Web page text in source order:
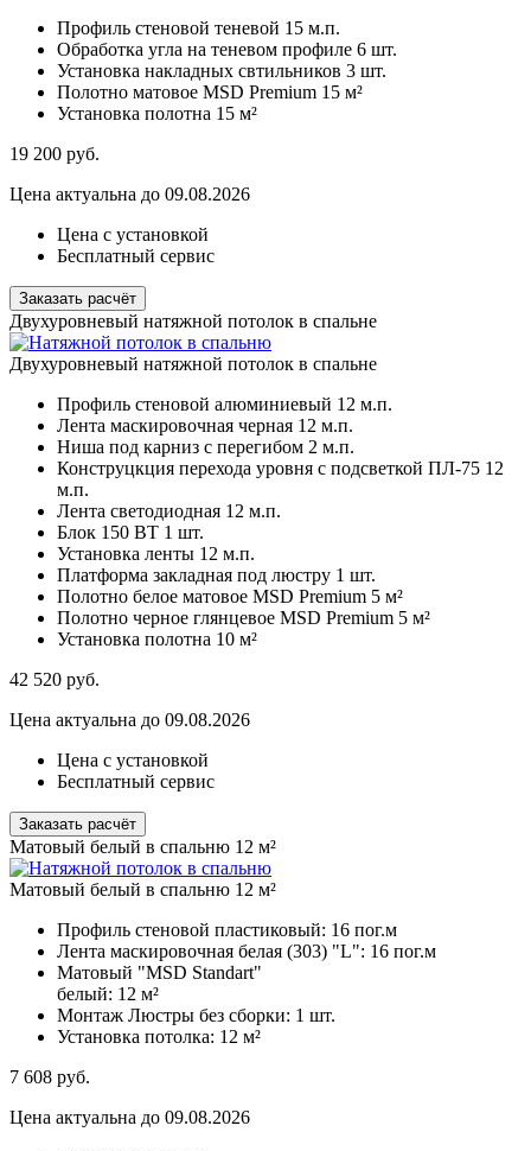
Профиль стеновой теневой 15 м.п.
Обработка угла на теневом профиле 6 шт.
Установка накладных свтильников 3 шт.
Полотно матовое MSD Premium 15 м²
Установка полотна 15 м²
19 200 руб.
Цена актуальна до 09.08.2026
Цена с установкой
Бесплатный сервис
Заказать расчёт
Двухуровневый натяжной потолок в спальне
Двухуровневый натяжной потолок в спальне
Профиль стеновой алюминиевый 12 м.п.
Лента маскировочная черная 12 м.п.
Ниша под карниз с перегибом 2 м.п.
Конструцкция перехода уровня с подсветкой ПЛ-75 12
м.п.
Лента светодиодная 12 м.п.
Блок 150 ВТ 1 шт.
Установка ленты 12 м.п.
Платформа закладная под люстру 1 шт.
Полотно белое матовое MSD Premium 5 м²
Полотно черное глянцевое MSD Premium 5 м²
Установка полотна 10 м²
42 520 руб.
Цена актуальна до 09.08.2026
Цена с установкой
Бесплатный сервис
Заказать расчёт
Матовый белый в спальню 12 м²
Матовый белый в спальню 12 м²
Профиль стеновой пластиковый: 16 пог.м
Лента маскировочная белая (303) "L": 16 пог.м
Матовый "MSD Standart"
белый: 12 м²
Монтаж Люстры без сборки: 1 шт.
Установка потолка: 12 м²
7 608 руб.
Цена актуальна до 09.08.2026